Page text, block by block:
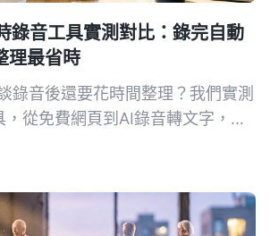
錄音工具實測對比：錄完自動
理最省時
錄音後還要花時間整理？我們實測
從免費網頁到AI錄音轉文字，找
錄音資料的首選。